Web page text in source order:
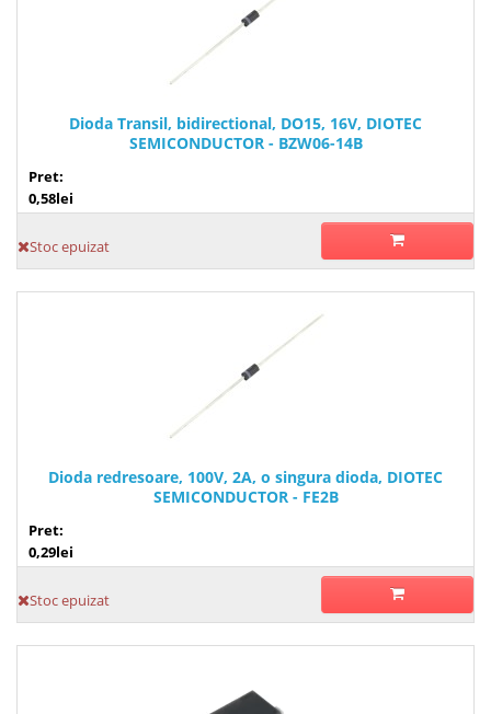
Dioda Transil, bidirectional, DO15, 16V, DIOTEC
SEMICONDUCTOR - BZW06-14B
Pret:
0,58lei
Stoc epuizat
Dioda redresoare, 100V, 2A, o singura dioda, DIOTEC
SEMICONDUCTOR - FE2B
Pret:
0,29lei
Stoc epuizat